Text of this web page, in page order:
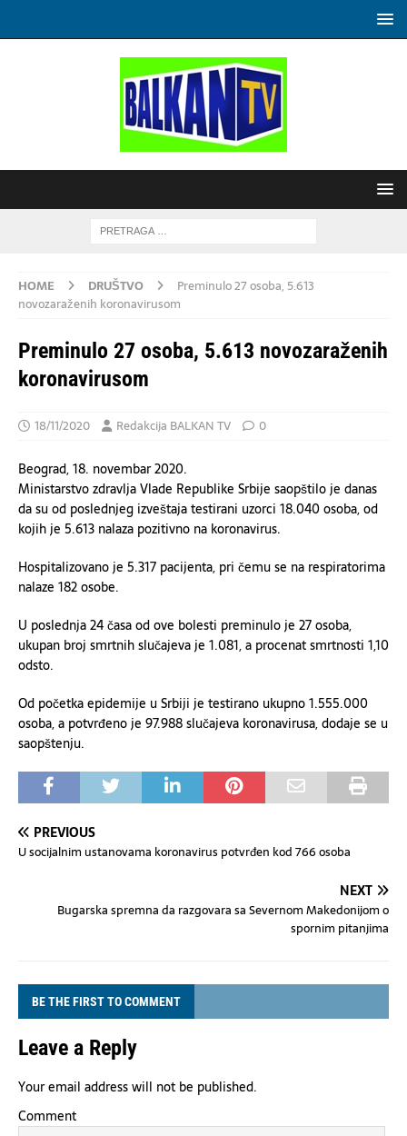
HOME DRUŠTVO
Preminulo 27 osoba, 5.613
novozaraženih koronavirusom
Preminulo 27 osoba, 5.613 novozaraženih
koronavirusom
18/11/2020 Redakcija BALKAN TV 0
Beograd, 18. novembar 2020.
Ministarstvo zdravlja Vlade Republike Srbije saopštilo je danas
da su od poslednjeg izveštaja testirani uzorci 18.040 osoba, od
kojih je 5.613 nalaza pozitivno na koronavirus.
Hospitalizovano je 5.317 pacijenta, pri čemu se na respiratorima
nalaze 182 osobe.
U poslednja 24 časa od ove bolesti preminulo je 27 osoba,
ukupan broj smrtnih slučajeva je 1.081, a procenat smrtnosti 1,10
odsto.
Od početka epidemije u Srbiji je testirano ukupno 1.555.000
osoba, a potvrđeno je 97.988 slučajeva koronavirusa, dodaje se u
saopštenju.
PREVIOUS
U socijalnim ustanovama koronavirus potvrđen kod 766 osoba
NEXT
Bugarska spremna da razgovara sa Severnom Makedonijom o
spornim pitanjima
BE THE FIRST TO COMMENT
Leave a Reply
Your email address will not be published.
Comment